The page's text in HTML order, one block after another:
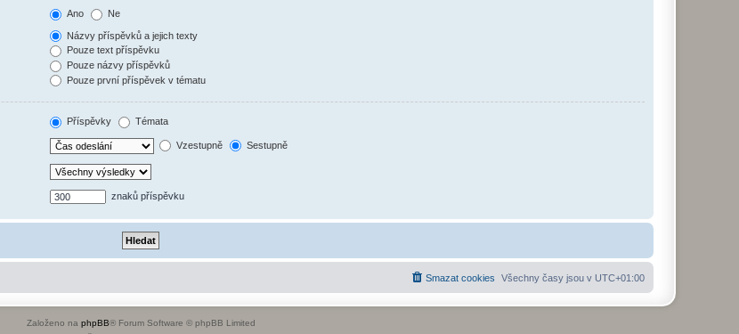
Ano Ne
Názvy příspěvků a jejich texty
Pouze text příspěvku
Pouze názvy příspěvků
Pouze první příspěvek v tématu
Příspěvky Témata
Vzestupně Sestupně
znaků příspěvku
Všechny časy jsou v UTC+01:00
Smazat cookies
Založeno na phpBB® Forum Software © phpBB Limited